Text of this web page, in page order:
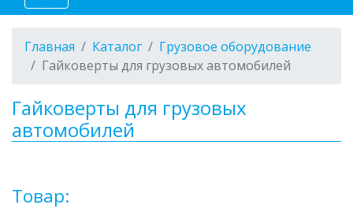
Главная Каталог
Грузовое оборудование
Гайковерты для грузовых автомобилей
Гайковерты для грузовых
автомобилей
Товар: